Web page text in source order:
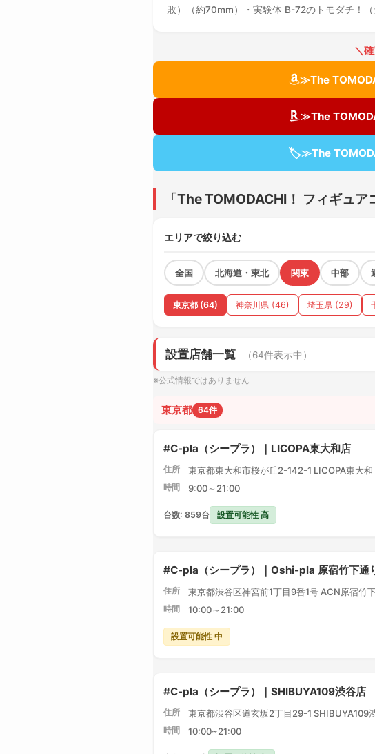
敗）（約70mm）・実験体 B-72のトモダチ！（
＼
≫The
≫The
🏷≫The
「The TOMODACHI！ フィギュ
エリアで絞り込む
全国 北海道・東北 関東 中部
東京都 (64) 神奈川県 (46) 埼玉県 (29)
設置店舗一覧 （64件表示中）
※公式情報ではありません
東京都 64件
#C-pla（シープラ）｜LICOPA東大和店
住所 東京都東大和市桜が丘2-142-1 LICOPA東大和
時間 9:00～21:00
台数: 859台 設置可能性 高
#C-pla（シープラ）｜Oshi-pla 原宿竹下通
住所 東京都渋谷区神宮前1丁目9番1号 ACN原宿竹
時間 10:00～21:00
設置可能性 中
#C-pla（シープラ）｜SHIBUYA109渋谷店
住所 東京都渋谷区道玄坂2丁目29-1 SHIBUYA109
時間 10:00~21:00